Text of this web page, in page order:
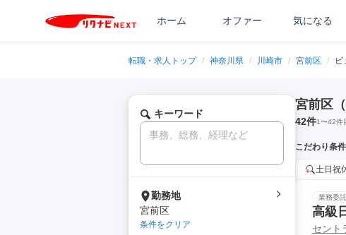
ホーム オファー 気になる
転職・求人トップ / 神奈川県 / 川崎市 / 宮前区 / ビ
キーワード
勤務地
宮前区
条件をクリア
宮前区
42件1〜42件
こだわり条
土日祝
業務委託
高級
セント